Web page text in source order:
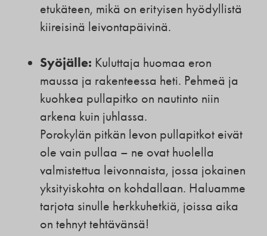
etukäteen, mikä on erityisen hyödyllistä
kiireisinä leivontapäivinä.
Syöjälle: Kuluttaja huomaa eron
maussa ja rakenteessa heti. Pehmeä ja
kuohkea pullapitko on nautinto niin
arkena kuin juhlassa.
Porokylän pitkän levon pullapitkot eivät
ole vain pullaa – ne ovat huolella
valmistettua leivonnaista, jossa jokainen
yksityiskohta on kohdallaan. Haluamme
tarjota sinulle herkkuhetkiä, joissa aika
on tehnyt tehtävänsä!